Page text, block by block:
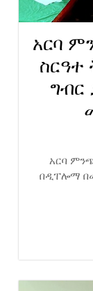
አርባ
ግብር
አርባ
በዲፐሎማ